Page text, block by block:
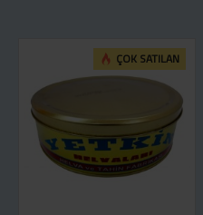
ÇOK SATILAN